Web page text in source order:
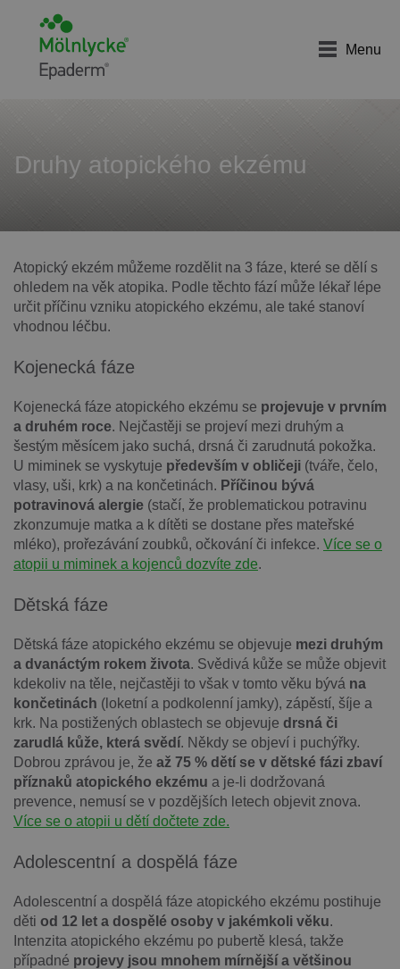
Menu
Druhy atopického ekzému
Atopický ekzém můžeme rozdělit na 3 fáze, které se dělí s
ohledem na věk atopika. Podle těchto fází může lékař lépe
určit příčinu vzniku atopického ekzému, ale také stanoví
vhodnou léčbu.
Kojenecká fáze
Kojenecká fáze atopického ekzému se projevuje v prvním
a druhém roce. Nejčastěji se projeví mezi druhým a
šestým měsícem jako suchá, drsná či zarudnutá pokožka.
U miminek se vyskytuje především v obličeji (tváře, čelo,
vlasy, uši, krk) a na končetinách. Příčinou bývá
potravinová alergie (stačí, že problematickou potravinu
zkonzumuje matka a k dítěti se dostane přes mateřské
mléko), prořezávání zoubků, očkování či infekce. Více se o
atopii u miminek a kojenců dozvíte zde.
Dětská fáze
Dětská fáze atopického ekzému se objevuje mezi druhým
a dvanáctým rokem života. Svědivá kůže se může objevit
kdekoliv na těle, nejčastěji to však v tomto věku bývá na
končetinách (loketní a podkolenní jamky), zápěstí, šíje a
krk. Na postižených oblastech se objevuje drsná či
zarudlá kůže, která svědí. Někdy se objeví i puchýřky.
Dobrou zprávou je, že až 75 % dětí se v dětské fázi zbaví
příznaků atopického ekzému a je-li dodržovaná
prevence, nemusí se v pozdějších letech objevit znova.
Více se o atopii u dětí dočtete zde.
Adolescentní a dospělá fáze
Adolescentní a dospělá fáze atopického ekzému postihuje
děti od 12 let a dospělé osoby v jakémkoli věku.
Intenzita atopického ekzému po pubertě klesá, takže
případné projevy jsou mnohem mírnější a většinou